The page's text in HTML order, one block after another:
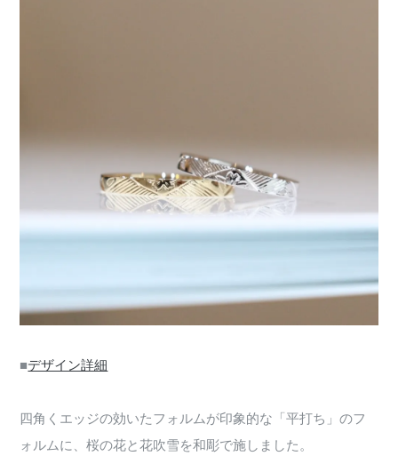
■デザイン詳細
四角くエッジの効いたフォルムが印象的な「平打ち」のフ
ォルムに、桜の花と花吹雪を和彫で施しました。